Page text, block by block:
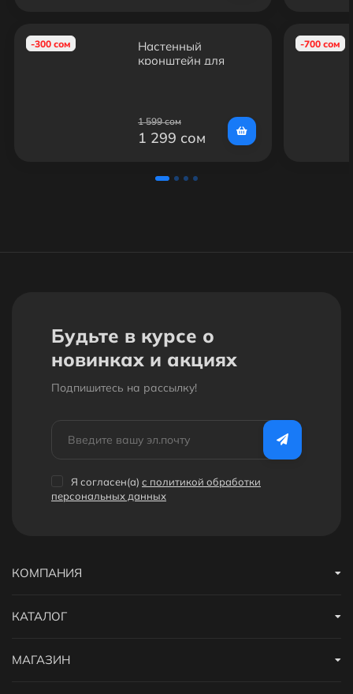
-300 сом
Настенный
кронштейн для
1 599 сом
1 299 сом
-700 сом
Будьте в курсе о
новинках и акциях
Подпишитесь на рассылкy!
Я согласен(a) с политикой обработки
персональных данных
КОМПАНИЯ
КАТАЛОГ
МАГАЗИН